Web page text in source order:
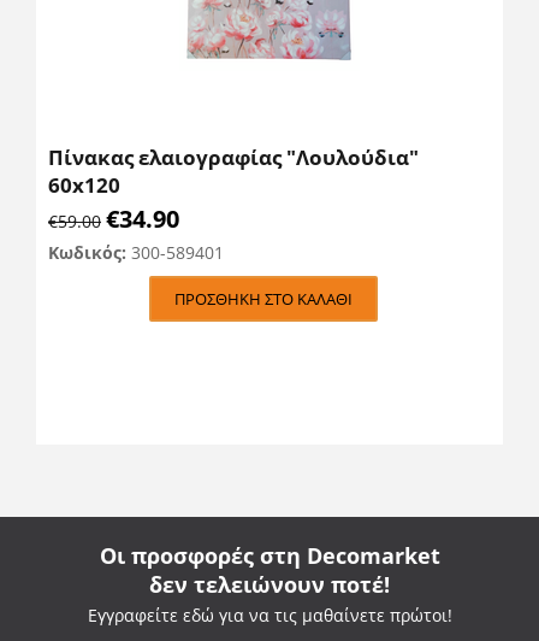
Πίνακας ελαιογραφίας "Λουλούδια"
60x120
€59.00 €34.90
Κωδικός: 300-589401
ΠΡΟΣΘΉΚΗ ΣΤΟ ΚΑΛΆΘΙ
Οι προσφορές στη Decomarket
δεν τελειώνουν ποτέ!
Εγγραφείτε εδώ για να τις μαθαίνετε πρώτοι!